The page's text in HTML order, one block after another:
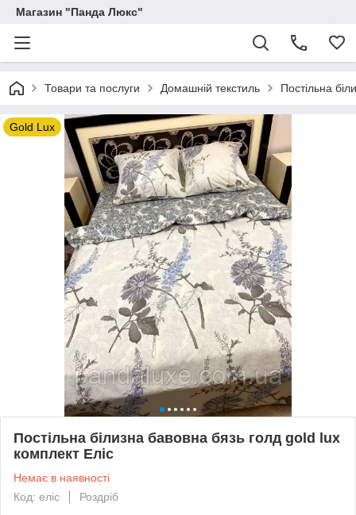
Магазин "Панда Люкс"
Товари та послуги Домашній текстиль Постільна
Gold Lux
Постільна білизна бавовна бязь голд gold lux
комплект Еліс
Немає в наявності
Код: еліс
Роздріб